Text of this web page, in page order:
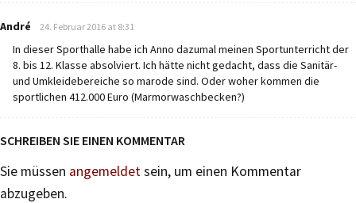
André says:
24. Februar 2016 at 8:31
In dieser Sporthalle habe ich Anno dazumal meinen Sportunterricht der
8. bis 12. Klasse absolviert. Ich hätte nicht gedacht, dass die Sanitär-
und Umkleidebereiche so marode sind. Oder woher kommen die
sportlichen 412.000 Euro (Marmorwaschbecken?)
SCHREIBEN SIE EINEN KOMMENTAR
Sie müssen angemeldetsein, um einen Kommentar
abzugeben.